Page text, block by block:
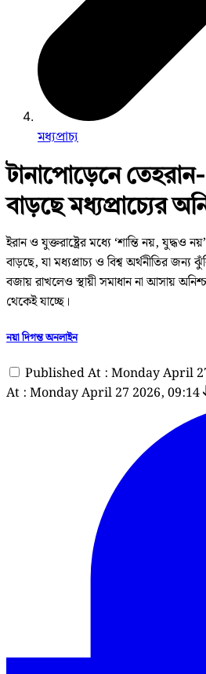
মধ্যপ্রাচ্য
টানাপোড়েনে
বাড়ছে মধ্যপ্রাচ্যের
ইরান ও যুক্তরাষ্ট্রের মধ্যে ‘শান্তি নয়, যুদ্ধও
বাড়ছে, যা মধ্যপ্রাচ্য ও বিশ্ব অর্থনীতির
বজায় রাখলেও স্থায়ী সমাধান না আসায়
থেকেই যাচ্ছে।
নয়া দিগন্ত অনলাইন
Published At : Monday April
At : Monday April 27 2026, 09:14